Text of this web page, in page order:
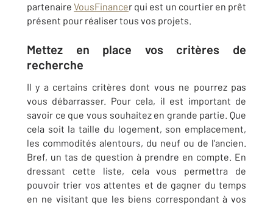
partenaireVousFinancer qui est un courtier en prêt
présent pour réaliser tous vos projets.
Mettez en place vos critères de
recherche
Il y a certains critères dont vous ne pourrez pas
vous débarrasser. Pour cela, il est important de
savoir ce que vous souhaitez en grande partie. Que
cela soit la taille du logement, son emplacement,
les commodités alentours, du neuf ou de l'ancien.
Bref, un tas de question à prendre en compte. En
dressant cette liste, cela vous permettra de
pouvoir trier vos attentes et de gagner du temps
en ne visitant que les biens correspondant à vos